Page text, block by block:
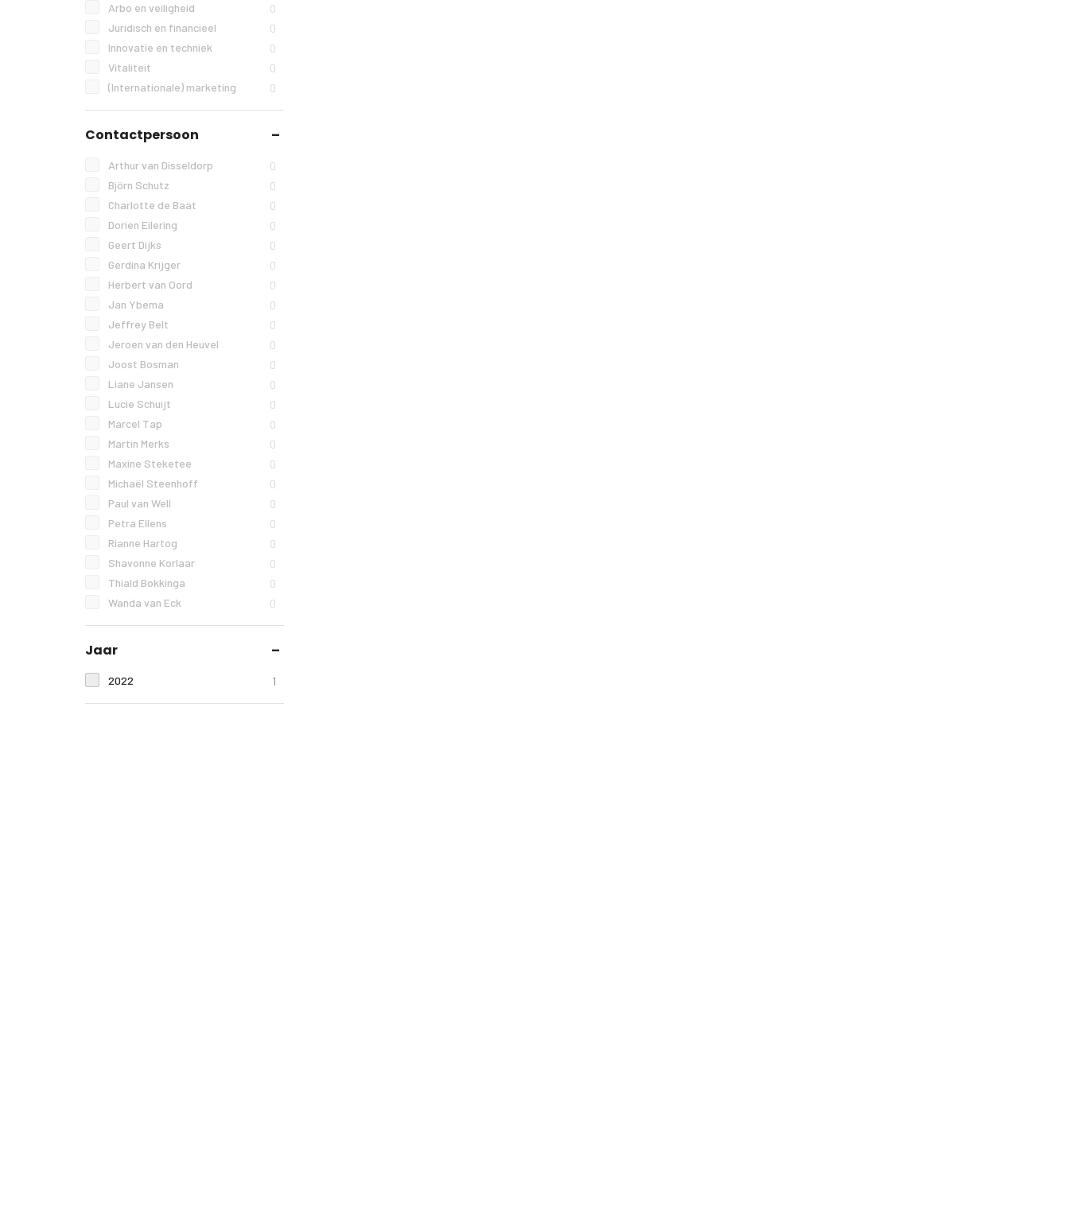
Arbo en veiligheid 0
Juridisch en financieel 0
Innovatie en techniek 0
Vitaliteit 0
(Internationale) marketing 0
Contactpersoon
Arthur van Disseldorp 0
Björn Schutz 0
Charlotte de Baat 0
Dorien Eilering 0
Geert Dijks 0
Gerdina Krijger 0
Herbert van Oord 0
Jan Ybema 0
Jeffrey Belt 0
Jeroen van den Heuvel 0
Joost Bosman 0
Liane Jansen 0
Lucie Schuijt 0
Marcel Tap 0
Martin Merks 0
Maxine Steketee 0
Michaël Steenhoff 0
Paul van Well 0
Petra Ellens 0
Rianne Hartog 0
Shavonne Korlaar 0
Thiald Bokkinga 0
Wanda van Eck 0
Jaar
2022 1